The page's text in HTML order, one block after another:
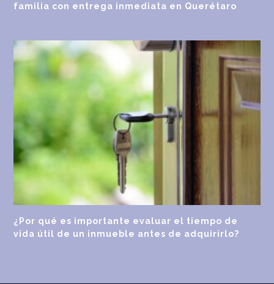
familia con entrega inmediata en Querétaro
¿Por qué es importante evaluar el tiempo de
vida útil de un inmueble antes de adquirirlo?